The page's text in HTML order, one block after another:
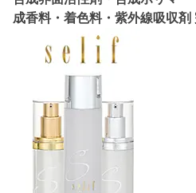
成香料・着色料・紫外線吸収剤